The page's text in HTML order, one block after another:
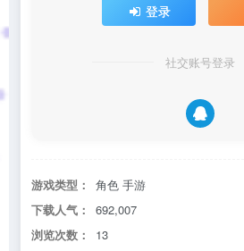
登录
社交账号登录
游戏类型：
角色 手游
下载人气：
692,007
浏览次数：
13